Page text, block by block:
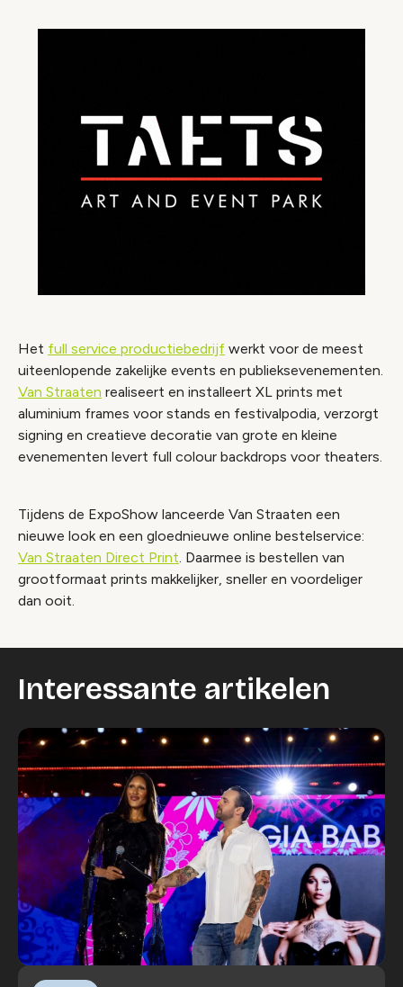
Het full service productiebedrijf werkt voor de meest
uiteenlopende zakelijke events en publieksevenementen.
Van Straaten realiseert en installeert XL prints met
aluminium frames voor stands en festivalpodia, verzorgt
signing en creatieve decoratie van grote en kleine
evenementen levert full colour backdrops voor theaters.
Tijdens de ExpoShow lanceerde Van Straaten een
nieuwe look en een gloednieuwe online bestelservice:
Van Straaten Direct Print. Daarmee is bestellen van
grootformaat prints makkelijker, sneller en voordeliger
dan ooit.
Interessante artikelen